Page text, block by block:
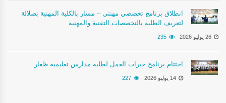
انطلاق برنامج تخصصي مهنتي – مسار بالكلية المهنية بصلالة
لتعريف الطلبة بالتخصصات التقنية والمهنية
26 يوليو 2026 235
اختتام برنامج خبرات العمل لطلبة مدارس تعليمية ظفار
14 يوليو 2026 227